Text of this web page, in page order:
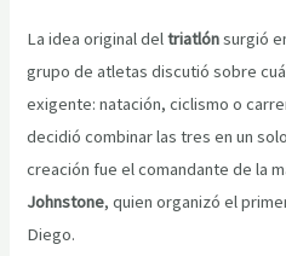
La idea original deltriatlónsurgió
grupo de atletas discutió sobre
exigente: natación, ciclismo o
decidió combinar las tres en un
creación fue el comandante de la
Johnstone, quien organizó el
Diego.